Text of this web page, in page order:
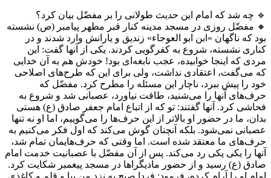
🔹 چه شد که امام این حدیث طولانی را بر مفضّل بیان کرد؟
🔸 مفضّل روزی در مسجد مدینه کنار قبر مطهر پیامبر (ص) نشسته
بود که ناگهان «ابن ابو العوجاء» زندیق و یارانش وارد شدند و در
کناری نشسته، شروع به کفرگویی کردند. یکی از آنها گفت: این
مردی که اینجا خوابیده، عجب نابغه‏‌ای بود! خودش هم به آن خدایی
که می‌گفت، اعتقادی نداشت، ولی برای این که طرح‌های اصلاحی
خود را پیش ببرد، ناچار این مسئله‌ را مطرح کرد. مفضّل که
حرف‌های آنها را می‌شنید، طاقت نیاورد، عصبانی شد و شروع به
فحاشی کرد. آنها گفتند: تو که از اتباع امام جعفر صادق (ع) هستی
بدان، ما در حضور او بالاتر از این حرف‌ها را می‌گوییم، اما او نه تنها
عصبانی نمی‌شود. بلکه آنچنان گوش می‌کند که اول فکر می‌کنیم به
حرف‌های ما معتقد شده است. اما وقتی که حرف‌هایمان تمام شد،
آنها را یکی یکی رد می‌کند. پس از آن مفضّل با عصبانیت خدمت امام
صادق (ع) رسید و از حضور مادیگرا‏‌ها در مسجد پیغمبر شکایت کرد.
امام او را آرام کرده، فرمود: فردا صبح به نزد من بیا و قلم و کاغذی